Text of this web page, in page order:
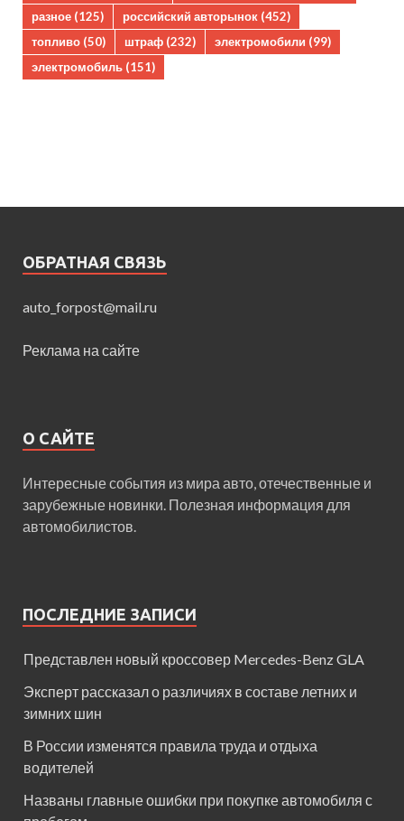
разное (125) российский авторынок (452)
топливо (50) штраф (232) электромобили (99)
электромобиль (151)
ОБРАТНАЯ СВЯЗЬ
auto_forpost@mail.ru
Реклама на сайте
О САЙТЕ
Интересные события из мира авто, отечественные и
зарубежные новинки. Полезная информация для
автомобилистов.
ПОСЛЕДНИЕ ЗАПИСИ
Представлен новый кроссовер Mercedes-Benz GLA
Эксперт рассказал о различиях в составе летних и
зимних шин
В России изменятся правила труда и отдыха
водителей
Названы главные ошибки при покупке автомобиля с